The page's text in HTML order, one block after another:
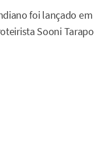
foi lançado
Sooni